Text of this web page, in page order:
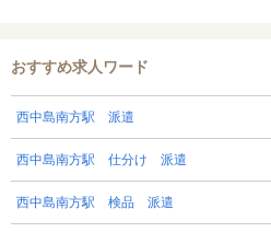
おすすめ求人ワード
西中島南方駅 派遣
西中島南方駅 仕分け 派遣
西中島南方駅 検品 派遣